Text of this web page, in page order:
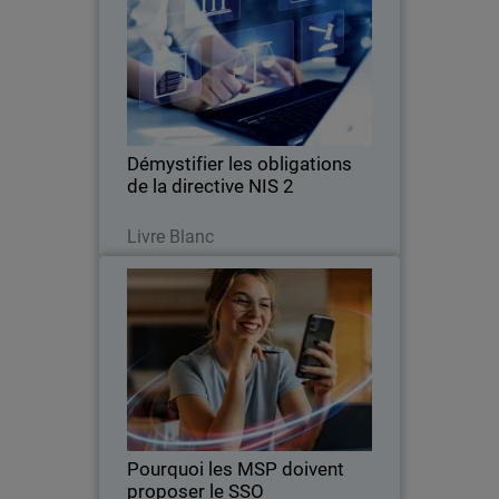
Démystifier les obligations
de la directive NIS 2
Livre Blanc
Body
Plongez au cœur des exigences
fondamentales de la NIS 2 (ou NIS2).
Thumbnail
Pourquoi les MSP doivent
proposer le SSO
Pourquoi les MSP doivent
proposer le SSO
Exploitez le potentiel de
l’authentification SSO et devenez un
fournisseur de sécurité des identités de
premier plan.